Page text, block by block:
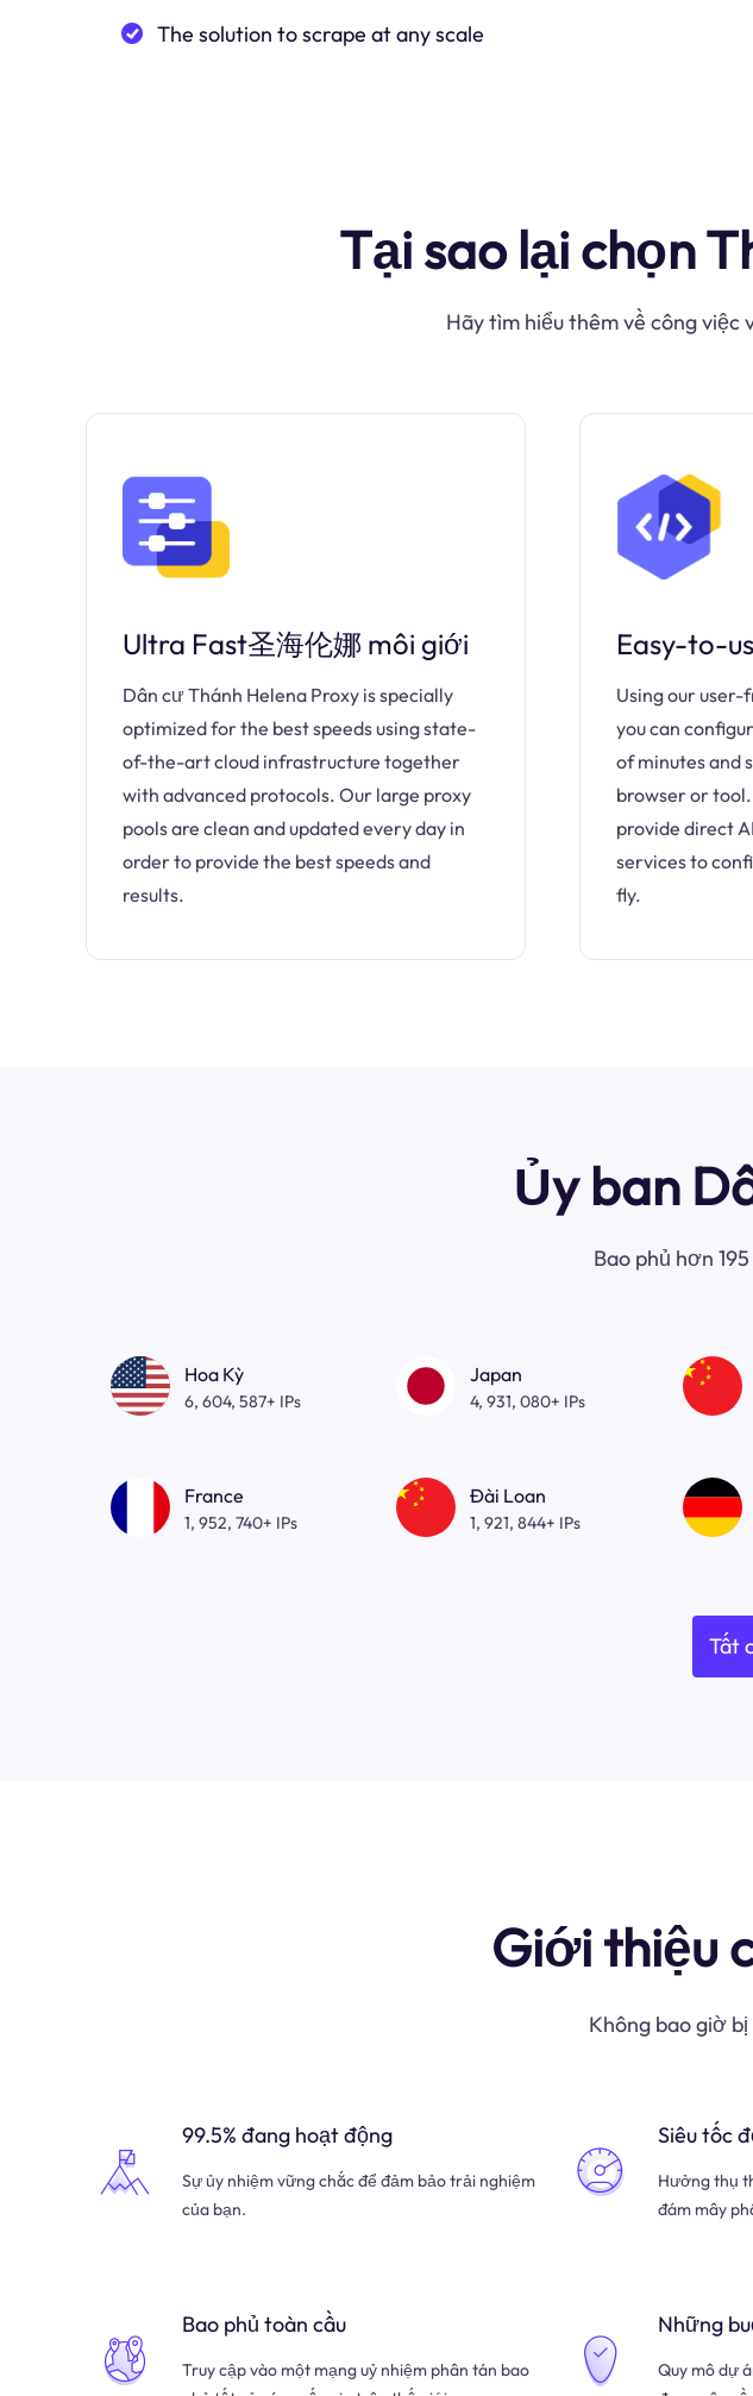
The solution to scrape at any scale
Tại sao lại chọn
Hãy tìm hiểu thêm về công việc
Ultra Fast圣海伦娜 môi giới
Dân cư Thánh Helena Proxy is specially
optimized for the best speeds using state-
of-the-art cloud infrastructure together
with advanced protocols. Our large proxy
pools are clean and updated every day in
order to provide the best speeds and
results.
Easy-to-
Using our
you can
of minutes and
browser or
provide direct
services to
fly.
Ủy ban
Bao phủ hơn
Hoa Kỳ
6, 604, 587+ IPs
Japan
4, 931, 080+ IPs
France
1, 952, 740+ IPs
Đài Loan
1, 921, 844+ IPs
Tất
Giới thiệu
Không bao giờ
99.5% đang hoạt động
Sự ủy nhiệm vững chắc để đảm bảo trải nghiệm
của bạn.
Siêu tốc
Hưởng thụ
đám mây
Bao phủ toàn cầu
Truy cập vào một mạng uỷ nhiệm phân tán bao
Những
Quy mô dự